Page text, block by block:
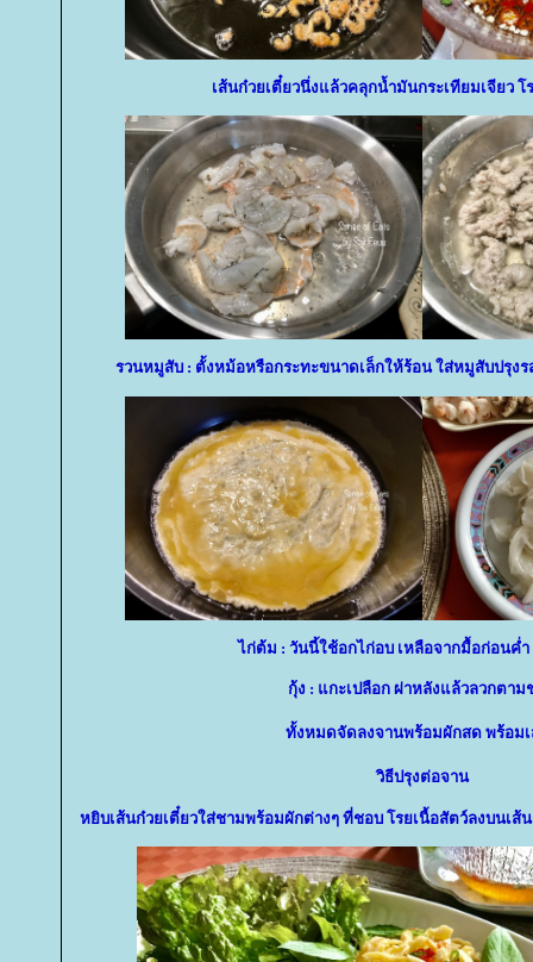
เส้นก๋วยเตี๋ยวนึ่งแล้วคลุกน้ำมันกระเทียมเจียว โ
รวนหมูสับ : ตั้งหม้อหรือกระทะขนาดเล็กให้ร้อน ใส่หมูสับปรุง
ไก่ต้ม : วันนี้ใช้อกไก่อบ เหลือจากมื้อก่อนค่ำ
กุ้ง : แกะเปลือก ผ่าหลังแล้วลวกตาม
ทั้งหมดจัดลงจานพร้อมผักสด พร้อมเ
วิธีปรุงต่อจาน
หยิบเส้นก๋วยเตี๋ยวใส่ชามพร้อมผักต่างๆ ที่ชอบ โรยเนื้อสัตว์ลงบนเส้